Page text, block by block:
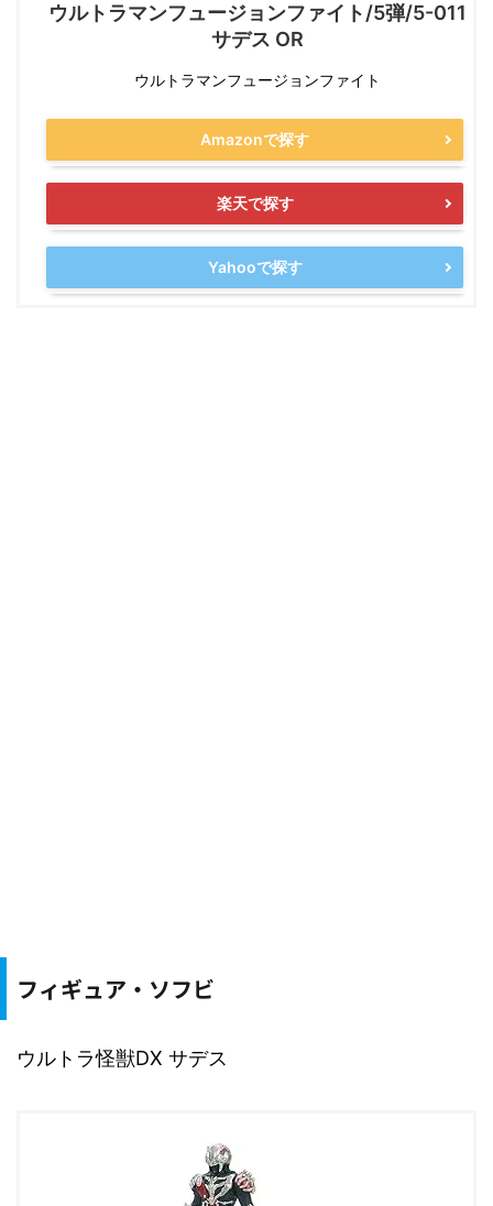
ウルトラマンフュージョンファイト/5弾/5-011
サデス OR
ウルトラマンフュージョンファイト
Amazonで探す
楽天で探す
Yahooで探す
フィギュア・ソフビ
ウルトラ怪獣DX サデス